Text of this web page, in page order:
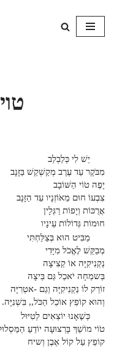
Skip
יֵשׁ לִי כְּלַבְלַב
מִבֹּקֶר עַד עֶרֶב מְקַשְׁקֵשׁ בַּזָּנָב
יָפֶה טֹוֹי הַשּׁוֹבָב
צִבְעוֹ חוּם מֵאֹוֹזְנָיו עַד הַזָּנָב
אֲרֻכּוֹת וְיָפוֹת רַגְּלָין
חוּמוֹת גְּדוֹלוֹת עֵינָיו
מַבִּיט הוּא בְּצַלַּחְתִּי
מְבַקֵּשׁ לֶאֱכֹל מִיָּדִי
נַקְנִיקִיָּה אוֹ קְצִיצָה
בְּשמְחָה יֹאכַל גַּם בֵּיצָה
זוֹרֵק לוֹ נַקְנִיקִיָּה וְגַם -אטְרִיָּה
וְהוּא קוֹפֵץ אוֹכֵל הַכֹּל,, בִּשְׁנִיָּה.
כְּשֶׁאָנוּ יוֹצְאִים לְטִיּוּל
טֹוֹי מוֹשֵׁךְ בָּרְצוּעָה יוֹדֵעַ
קוֹפֵץ עַל קוֹל אֶבֶן וְשיח